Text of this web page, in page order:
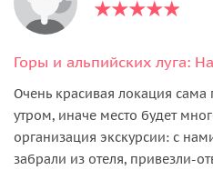
Очень красивая локация сама
утром, иначе место будет
организация экскурсии: с
забрали из отеля, привезли-